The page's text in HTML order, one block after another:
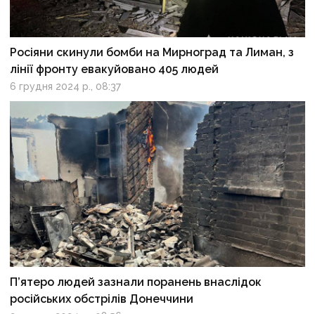
Росіяни скинули бомби на Мирноград та Лиман, з
лінії фронту евакуйовано 405 людей
6 грудня 2024 р., 08:37
П’ятеро людей зазнали поранень внаслідок
російських обстрілів Донеччини